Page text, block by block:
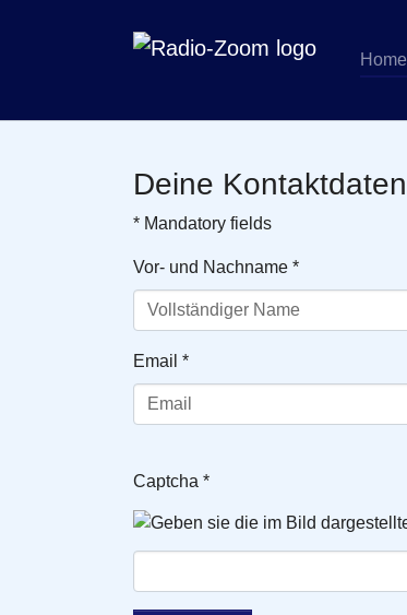
Home
Deine Kontaktdaten
* Mandatory fields
Vor- und Nachname *
Email *
Captcha *